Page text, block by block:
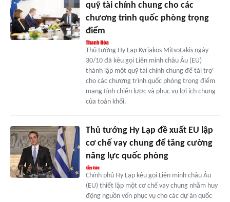
quỹ tài chính chung cho các
chương trình quốc phòng trọng
điểm
Thủ tướng Hy Lạp Kyriakos Mitsotakis ngày
30/10 đã kêu gọi Liên minh châu Âu (EU)
thành lập một quỹ tài chính chung để tài trợ
cho các chương trình quốc phòng trọng điểm
mang tính chiến lược và phục vụ lợi ích chung
của toàn khối.
Thủ tướng Hy Lạp đề xuất EU lập
cơ chế vay chung để tăng cường
năng lực quốc phòng
Chính phủ Hy Lạp kêu gọi Liên minh châu Âu
(EU) thiết lập một cơ chế vay chung nhằm huy
động nguồn vốn phục vụ cho các dự án quốc